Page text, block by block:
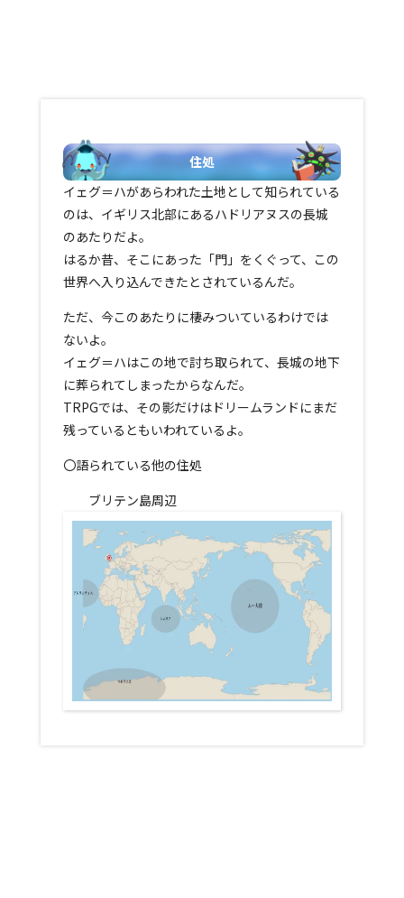
住処
イェグ＝ハがあらわれた土地として知られている
のは、イギリス北部にあるハドリアヌスの長城
のあたりだよ。
はるか昔、そこにあった「門」をくぐって、この
世界へ入り込んできたとされているんだ。
ただ、今このあたりに棲みついているわけでは
ないよ。
イェグ＝ハはこの地で討ち取られて、長城の地下
に葬られてしまったからなんだ。
TRPGでは、その影だけはドリームランドにまだ
残っているともいわれているよ。
〇語られている他の住処
ブリテン島周辺